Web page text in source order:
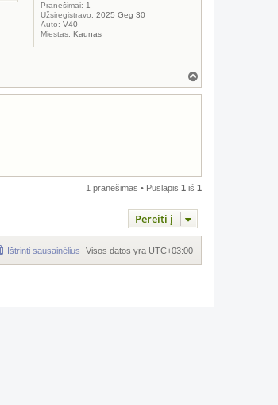
Pranešimai: 1
Užsiregistravo: 2025 Geg 30
Auto: V40
Miestas: Kaunas
v
i
1 pranešimas • Puslapis 1 iš 1
Pereiti į
Visos datos yra UTC+03:00
Ištrinti sausainėlius